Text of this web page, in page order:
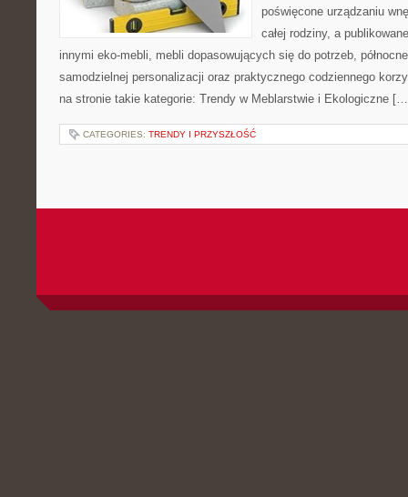
poświęcone urządzaniu
całej rodziny, a
innymi eko-mebli, mebli dopasowujących się do potrzeb,
samodzielnej personalizacji oraz praktycznego codziennego
na stronie takie kategorie: Trendy w Meblarstwie i Ekologiczne
CATEGORIES: TRENDY I PRZYSZŁOŚĆ